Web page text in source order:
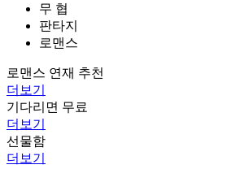
무 협
판타지
로맨스
로맨스 연재 추천
더보기
기다리면 무료
더보기
선물함
더보기